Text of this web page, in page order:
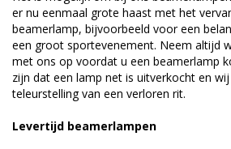
er nu eenmaal grote haast met het
beamerlamp, bijvoorbeeld voor een
een groot sportevenement. Neem altijd
met ons op voordat u een beamerlamp
zijn dat een lamp net is uitverkocht en
teleurstelling van een verloren rit.
Levertijd beamerlampen